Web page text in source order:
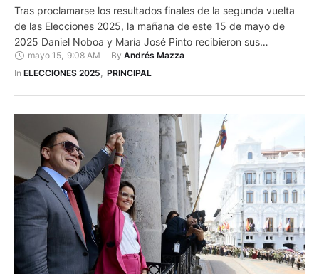
de las Elecciones 2025, la mañana de este 15 de mayo de
2025 Daniel Noboa y María José Pinto recibieron sus
credenciales como presidente y vicepresidenta electos por
parte de las principales autoridades del Consejo Nacional
Electoral. El evento se llevó a cabo en el Centro …
mayo 15, 9:08 AM By Andrés Mazza
In ELECCIONES 2025 PRINCIPAL